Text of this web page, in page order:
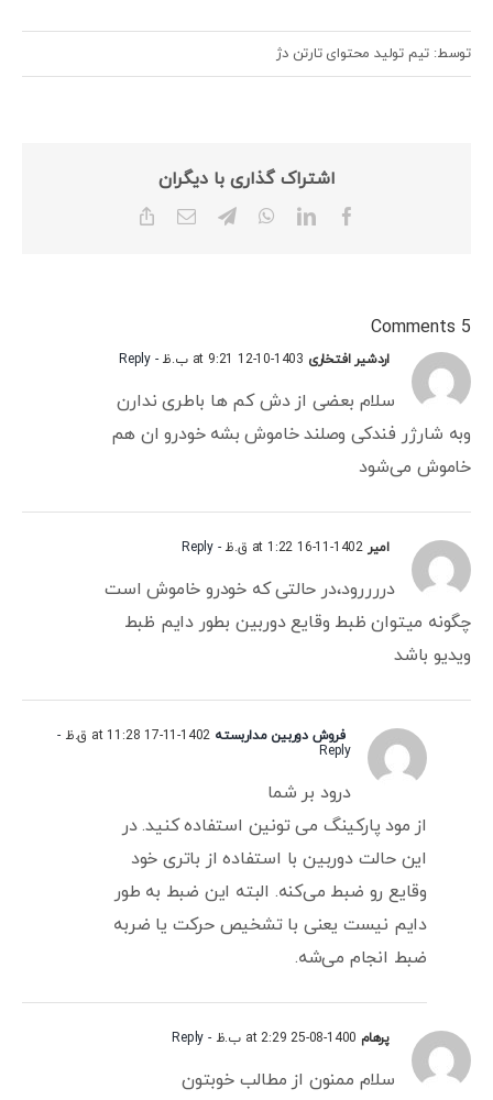
توسط: تیم تولید محتوای تارتن دژ
اشتراک گذاری با دیگران
Facebook
LinkedIn
WhatsApp
Telegram
Email
5 Comments
اردشیر افتخاری - Reply
سلام بعضی از دش کم ها باطری ندارن
وبه شارژر فندکی وصلند خاموش بشه خودرو ان هم
خاموش می‌شود
امیر 1402-11-16 at 1:22 ق.ظ - Reply
دررررود،در حالتی که خودرو خاموش است
چگونه میتوان ظبط وقایع دوربین بطور دایم ظبط
ویدیو باشد
فروش دوربین مداربسته
-
Reply
درود بر شما
از مود پارکینگ می تونین استفاده کنید. در
این حالت دوربین با استفاده از باتری خود
وقایع رو ضبط می‌کنه. البته این ضبط به طور
دایم نیست یعنی با تشخیص حرکت یا ضربه
ضبط انجام می‌شه.
پرهام - Reply
سلام ممنون از مطالب خوبتون